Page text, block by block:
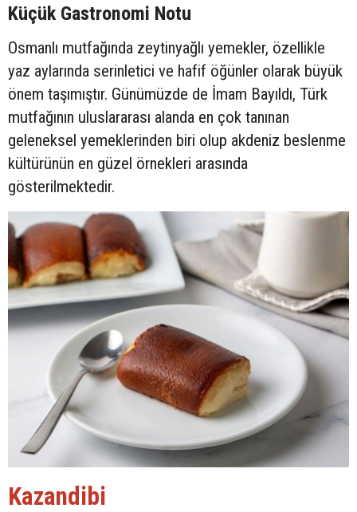
Küçük Gastronomi Notu
Osmanlı mutfağında zeytinyağlı yemekler, özellikle
yaz aylarında serinletici ve hafif öğünler olarak büyük
önem taşımıştır. Günümüzde de İmam Bayıldı, Türk
mutfağının uluslararası alanda en çok tanınan
geleneksel yemeklerinden biri olup akdeniz beslenme
kültürünün en güzel örnekleri arasında
gösterilmektedir.
Kazandibi